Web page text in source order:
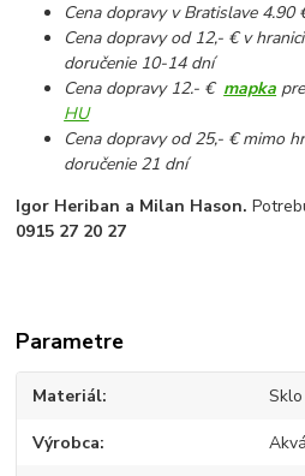
Cena dopravy v Bratislave 4.90
Cena dopravy od 12,- € v
doručenie 10-14 dní
Cena dopravy 12.- € mapka pre
HU
Cena dopravy od 25,- € mimo
doručenie 21 dní
Igor Heriban a Milan Hason.
0915 27 20 27
Parametre
Materiál Sklo
Výrobca